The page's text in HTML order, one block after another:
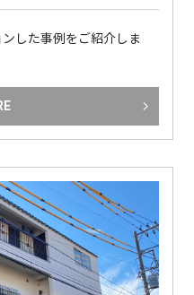
した事例をご紹介しま